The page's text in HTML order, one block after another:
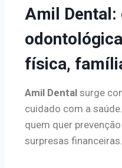
Amil
física,
Amil Dental surge
cuidado com a
quem quer
surpresas financeiras.